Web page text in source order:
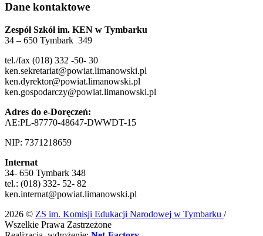
Dane kontaktowe
Zespół Szkół im. KEN w Tymbarku
34 – 650 Tymbark 349
tel./fax (018) 332 -50- 30
ken.sekretariat@powiat.limanowski.pl
ken.dyrektor@powiat.limanowski.pl
ken.gospodarczy@powiat.limanowski.pl
Adres do e-Doręczeń:
AE:PL-87770-48647-DWWDT-15
NIP: 7371218659
Internat
34- 650 Tymbark 348
tel.: (018) 332- 52- 82
ken.internat@powiat.limanowski.pl
2026 © ZS im. Komisji Edukacji Narodowej w Tymbarku /
Wszelkie Prawa Zastrzeżone